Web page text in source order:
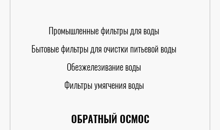
Промышленные фильтры для воды
Бытовые фильтры для очистки питьевой воды
Обезжелезивание воды
Фильтры умягчения воды
ОБРАТНЫЙ ОСМОС